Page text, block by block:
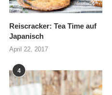
Reiscracker: Tea Time auf
Japanisch
April 22, 2017
4